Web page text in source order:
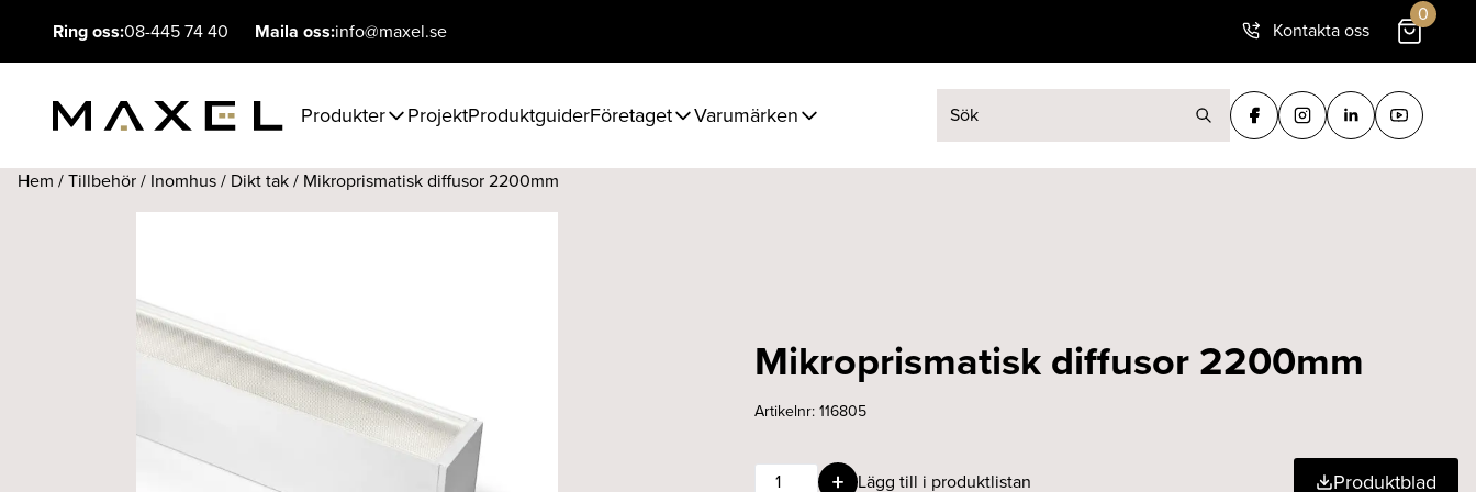
Ring oss:08-445 74 40 Maila oss:info@maxel.se Kontakta oss
0
Produkter ProjektProduktguiderFöretaget Varumärken Sök efter:
Hem /Tillbehör/ Inomhus/ Dikt tak/ Mikroprismatisk diffusor 2200mm
Mikroprismatisk diffusor 2200mm
Artikelnr:116805
MikroprismatiskLägg till i produktlistan Produktblad